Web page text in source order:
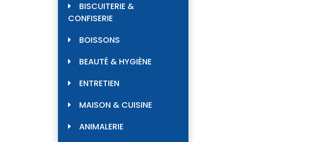
BISCUITERIE &
CONFISERIE
BOISSONS
BEAUTÉ & HYGIÈNE
ENTRETIEN
MAISON & CUISINE
ANIMALERIE